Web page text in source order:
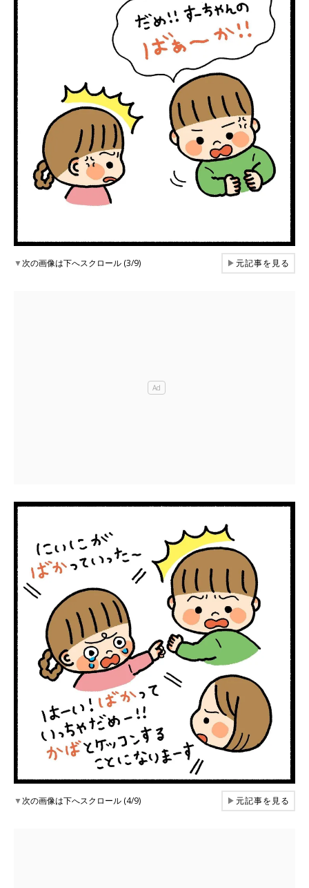
▼次の画像は下へスクロール (3/9) ▶元記事を見る
▼次の画像は下へスクロール (4/9) ▶元記事を見る